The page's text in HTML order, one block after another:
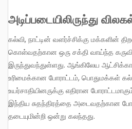
அடிப்படையிலிருந்து
கல்வி, நாட்டின் வளர்ச்சிக்கு மக்களின் திறன்களைப் பயன்படுத்திக்
கொள்வதற்கான ஒரு சக்தி வாய்ந்த
இருந்துவந்துள்ளது. ஆங்கிலேய
உரிமைக்கான போராட்டம், பொதுமக்கள்
உயர்சாதியினருக்கு எதிரான
இந்திய சுதந்திரத்தை அடைவதற்கான
தடையுமின்றி ஒன்று கலந்தது.